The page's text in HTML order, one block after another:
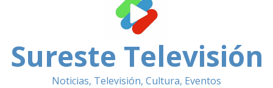
Sureste Televisión
Noticias, Televisión, Cultura, Eventos